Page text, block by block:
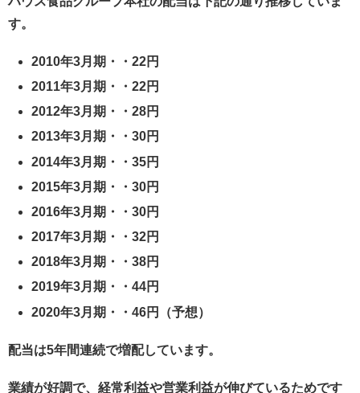
す。
2010年3月期・・22円
2011年3月期・・22円
2012年3月期・・28円
2013年3月期・・30円
2014年3月期・・35円
2015年3月期・・30円
2016年3月期・・30円
2017年3月期・・32円
2018年3月期・・38円
2019年3月期・・44円
2020年3月期・・46円（予想）
配当は5年間連続で増配しています。
業績が好調で、経常利益や営業利益が伸びているためです